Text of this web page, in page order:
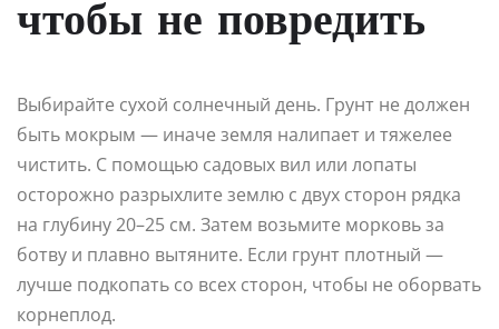
чтобы не повредить
Выбирайте сухой солнечный день. Грунт не должен
быть мокрым — иначе земля налипает и тяжелее
чистить. С помощью садовых вил или лопаты
осторожно разрыхлите землю с двух сторон рядка
на глубину 20–25 см. Затем возьмите морковь за
ботву и плавно вытяните. Если грунт плотный —
лучше подкопать со всех сторон, чтобы не оборвать
корнеплод.